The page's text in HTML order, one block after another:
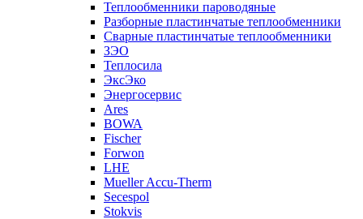
Теплообменники пароводяные
Разборные пластинчатые теплообменники
Сварные пластинчатые теплообменники
ЗЭО
Теплосила
ЭксЭко
Энергосервис
Ares
BOWA
Fischer
Forwon
LHE
Mueller Accu-Therm
Secespol
Stokvis